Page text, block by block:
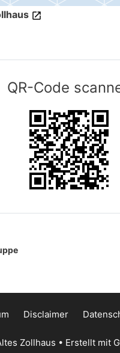
QR-Code
Disclaimer
Zollhaus • Erstellt mit